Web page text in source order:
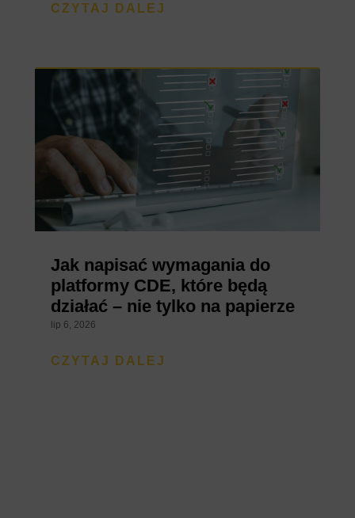
CZYTAJ DALEJ
Jak napisać wymagania do
platformy CDE, które będą
działać – nie tylko na papierze
lip 6, 2026
CZYTAJ DALEJ